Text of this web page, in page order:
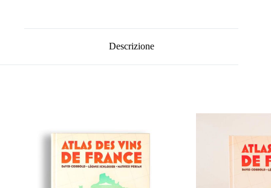
Descrizione